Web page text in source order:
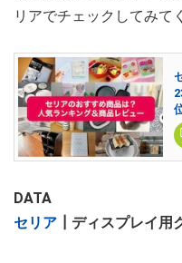
リアでチェックしてみて
DATA
セリア ┃ディスプレイ用